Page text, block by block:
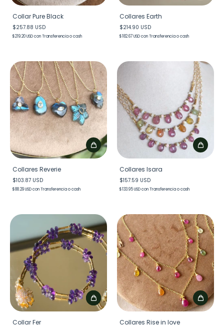
Collar Pure Black
$257.88 USD
$219.20 USDconTransferencia o cash
Collares Earth
$214.90 USD
$182.67 USDconTransferencia o cash
Collares Reverie
$103.87 USD
$88.29 USDconTransferencia o cash
Collares Isara
$157.59 USD
$133.95 USDconTransferencia o cash
Collar Fer Collares Rise in love